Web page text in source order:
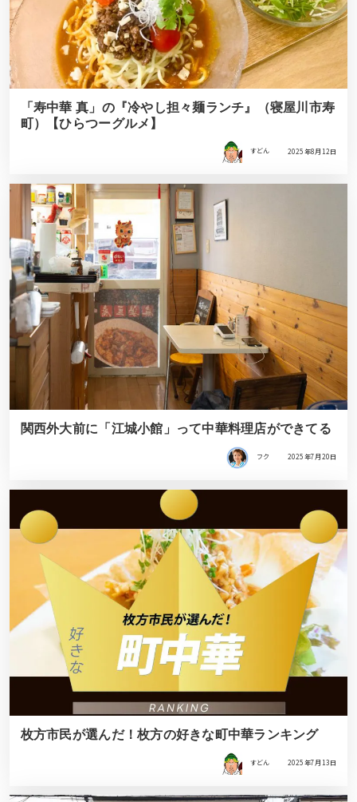
「寿中華 真」の『冷やし担々麺ランチ』（寝屋川市寿
町）【ひらつーグルメ】
すどん 2025年8月12日
関西外大前に「江城小館」って中華料理店ができてる
フク 2025年7月20日
枚方市民が選んだ！枚方の好きな町中華ランキング
すどん 2025年7月13日